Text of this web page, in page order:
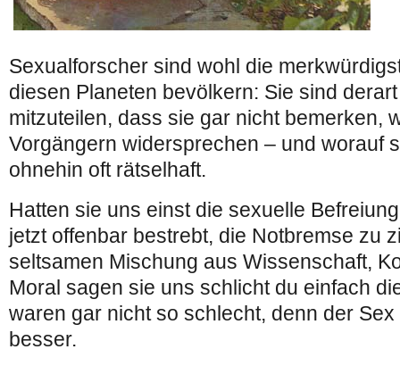
Sexualforscher sind wohl die
diesen Planeten bevölkern: Sie sind
mitzuteilen, dass sie gar nicht bemerken,
Vorgängern widersprechen – und worauf
ohnehin oft rätselhaft.
Hatten sie uns einst die sexuelle
jetzt offenbar bestrebt, die Notbremse zu
seltsamen Mischung aus Wissenschaft,
Moral sagen sie uns schlicht du einfach
waren gar nicht so schlecht, denn der
besser.